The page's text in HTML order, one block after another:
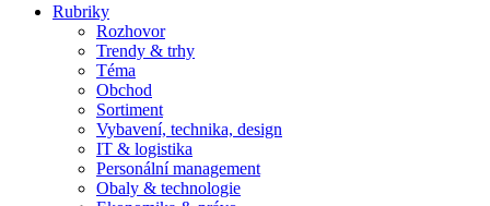
Rubriky
Rozhovor
Trendy & trhy
Téma
Obchod
Sortiment
Vybavení, technika, design
IT & logistika
Personální management
Obaly & technologie